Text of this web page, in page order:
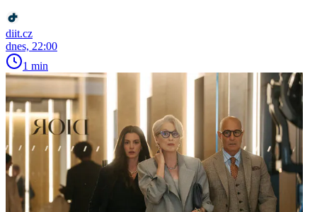
diit.cz
dnes, 22:00
1 min